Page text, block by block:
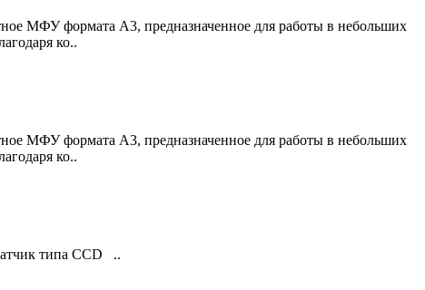
МФУ формата А3, предназначенное для работы в небольших
ко..
МФУ формата А3, предназначенное для работы в небольших
ко..
типа CCD ..